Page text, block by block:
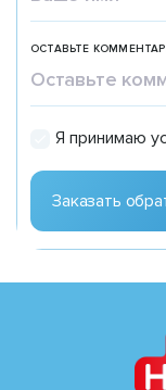
ОСТАВЬТЕ
Я принимаю